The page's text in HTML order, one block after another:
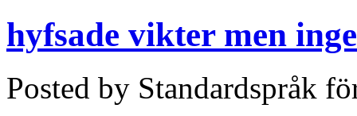
hyfsade vikter men
Posted by Standardspråk